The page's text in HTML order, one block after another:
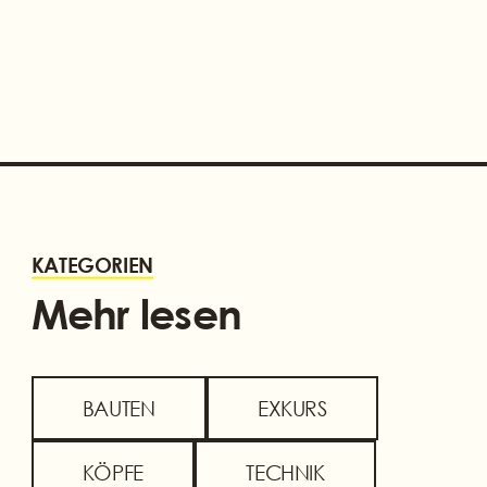
KATEGORIEN
Mehr lesen
BAUTEN EXKURS
KÖPFE TECHNIK